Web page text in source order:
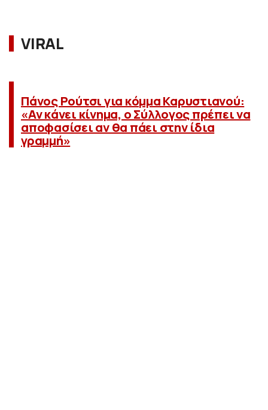
VIRAL
Πάνος Ρούτσι για κόμμα Καρυστιανού:
«Αν κάνει κίνημα, ο Σύλλογος πρέπει να
αποφασίσει αν θα πάει στην ίδια
γραμμή»